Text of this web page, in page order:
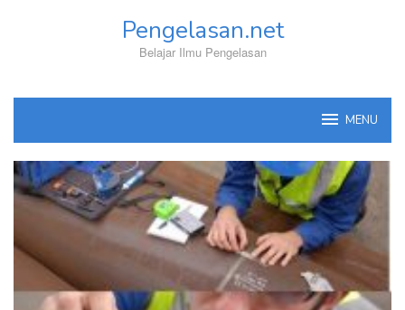
Pengelasan.net
Belajar Ilmu Pengelasan
MENU
Pengelasan.net